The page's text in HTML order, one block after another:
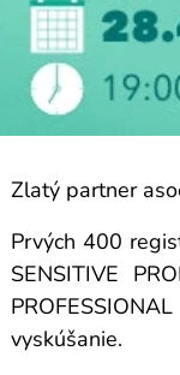
Zlatý partner
Prvých 400
SENSITIVE
vyskúšanie.